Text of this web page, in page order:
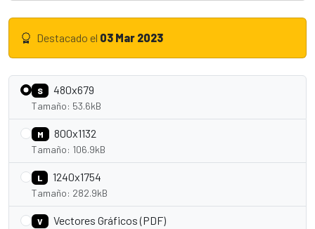
Destacado el 03 Mar 2023
S 480x679
Tamaño: 53.6kB
M 800x1132
Tamaño: 106.9kB
L 1240x1754
Tamaño: 282.9kB
V Vectores Gráficos (PDF)